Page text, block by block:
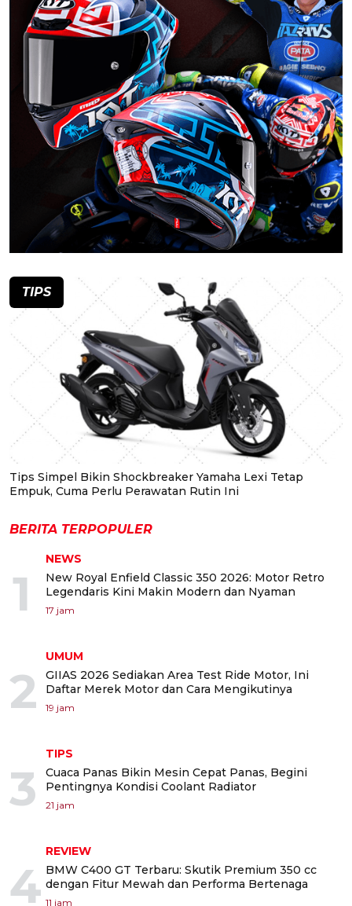
TIPS
Tips Simpel Bikin Shockbreaker Yamaha Lexi Tetap
Empuk, Cuma Perlu Perawatan Rutin Ini
BERITA TERPOPULER
1
NEWS
New Royal Enfield Classic 350 2026: Motor Retro
Legendaris Kini Makin Modern dan Nyaman
17 jam
2
UMUM
GIIAS 2026 Sediakan Area Test Ride Motor, Ini
Daftar Merek Motor dan Cara Mengikutinya
19 jam
3
TIPS
Cuaca Panas Bikin Mesin Cepat Panas, Begini
Pentingnya Kondisi Coolant Radiator
21 jam
4
REVIEW
BMW C400 GT Terbaru: Skutik Premium 350 cc
dengan Fitur Mewah dan Performa Bertenaga
11 jam